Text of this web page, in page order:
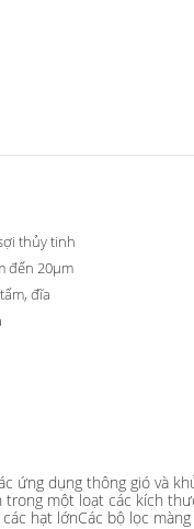
thủy tinh
đến 20μm
đĩa
ứng dụng thông gió và
một loạt các kích
hạt lớnCác bộ lọc